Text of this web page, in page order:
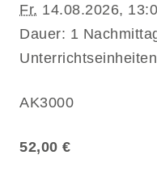
Fr. 14.08.2026,
Dauer: 1
Unterrichtseinheiten
AK3000
52,00 €